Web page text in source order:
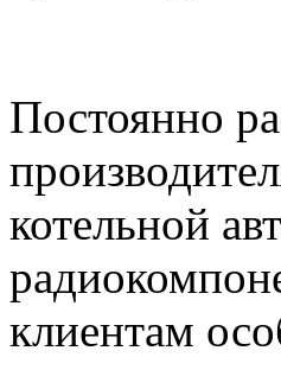
Постоянно
котельной
клиентам